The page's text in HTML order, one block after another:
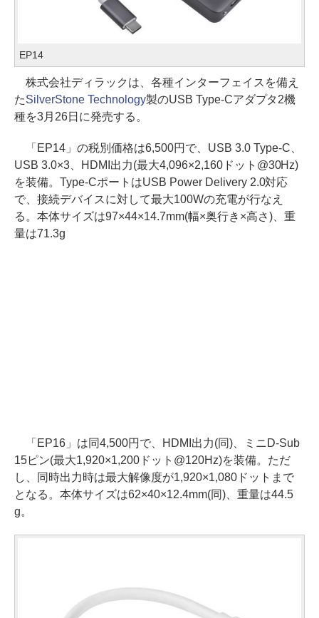
EP14
株式会社ディラックは、各種インターフェイスを備え
たSilverStone Technology製のUSB Type-Cアダプタ2機
種を3月26日に発売する。
「EP14」の税別価格は6,500円で、USB 3.0 Type-C、
USB 3.0×3、HDMI出力(最大4,096×2,160ドット@30Hz)
を装備。Type-CポートはUSB Power Delivery 2.0対応
で、接続デバイスに対して最大100Wの充電が行なえ
る。本体サイズは97×44×14.7mm(幅×奥行き×高さ)、重
量は71.3g
「EP16」は同4,500円で、HDMI出力(同)、ミニD-Sub
15ピン(最大1,920×1,200ドット@120Hz)を装備。ただ
し、同時出力時は最大解像度が1,920×1,080ドットまで
となる。本体サイズは62×40×12.4mm(同)、重量は44.5
g。